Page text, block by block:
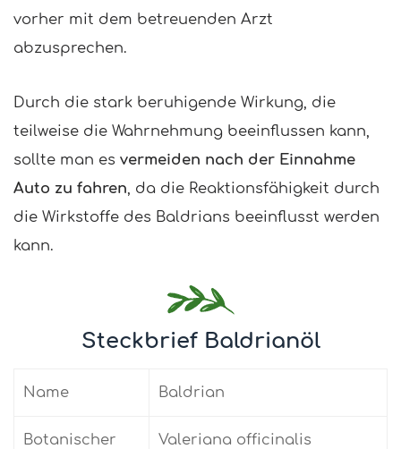
vorher mit dem betreuenden Arzt
abzusprechen.
Durch die stark beruhigende Wirkung, die
teilweise die Wahrnehmung beeinflussen kann,
sollte man es vermeiden nach der Einnahme
Auto zu fahren, da die Reaktionsfähigkeit durch
die Wirkstoffe des Baldrians beeinflusst werden
kann.
Steckbrief Baldrianöl
Name Baldrian
Botanischer
Valeriana officinalis